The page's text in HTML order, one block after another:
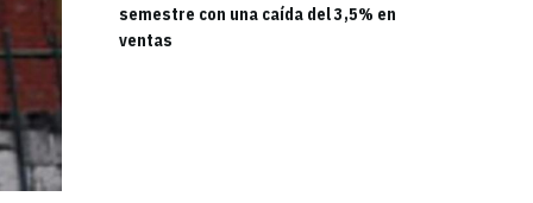
semestre con una caída del 3,5% en
ventas